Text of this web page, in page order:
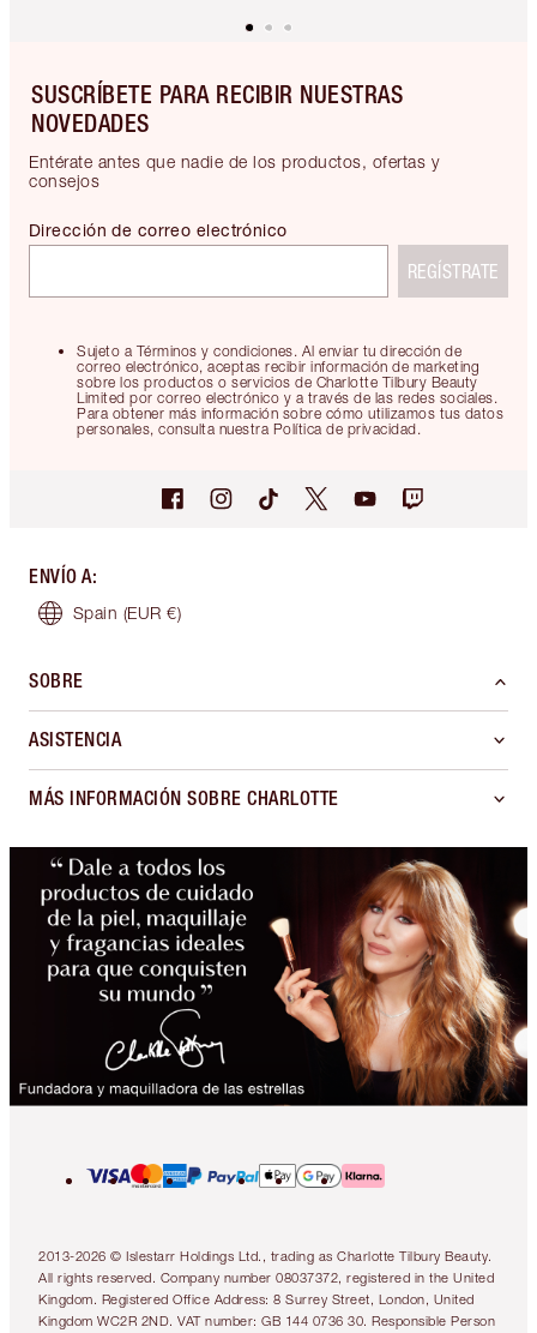
SUSCRÍBETE PARA RECIBIR NUESTRAS
NOVEDADES
Entérate antes que nadie de los productos, ofertas y
consejos
Sujeto a Términos y condiciones. Al enviar tu dirección de
correo electrónico, aceptas recibir información de marketing
sobre los productos o servicios de Charlotte Tilbury Beauty
Limited por correo electrónico y a través de las redes sociales.
Para obtener más información sobre cómo utilizamos tus datos
personales, consulta nuestra Política de privacidad.
Dirección de correo electrónico
REGÍSTRATE
ENVÍO A:
Spain (EUR €)
SOBRE
ASISTENCIA
MÁS INFORMACIÓN SOBRE CHARLOTTE
2013-2026 © Islestarr Holdings Ltd., trading as Charlotte Tilbury Beauty.
All rights reserved. Company number 08037372, registered in the United
Kingdom. Registered Office Address: 8 Surrey Street, London, United
Kingdom WC2R 2ND. VAT number: GB 144 0736 30. Responsible Person